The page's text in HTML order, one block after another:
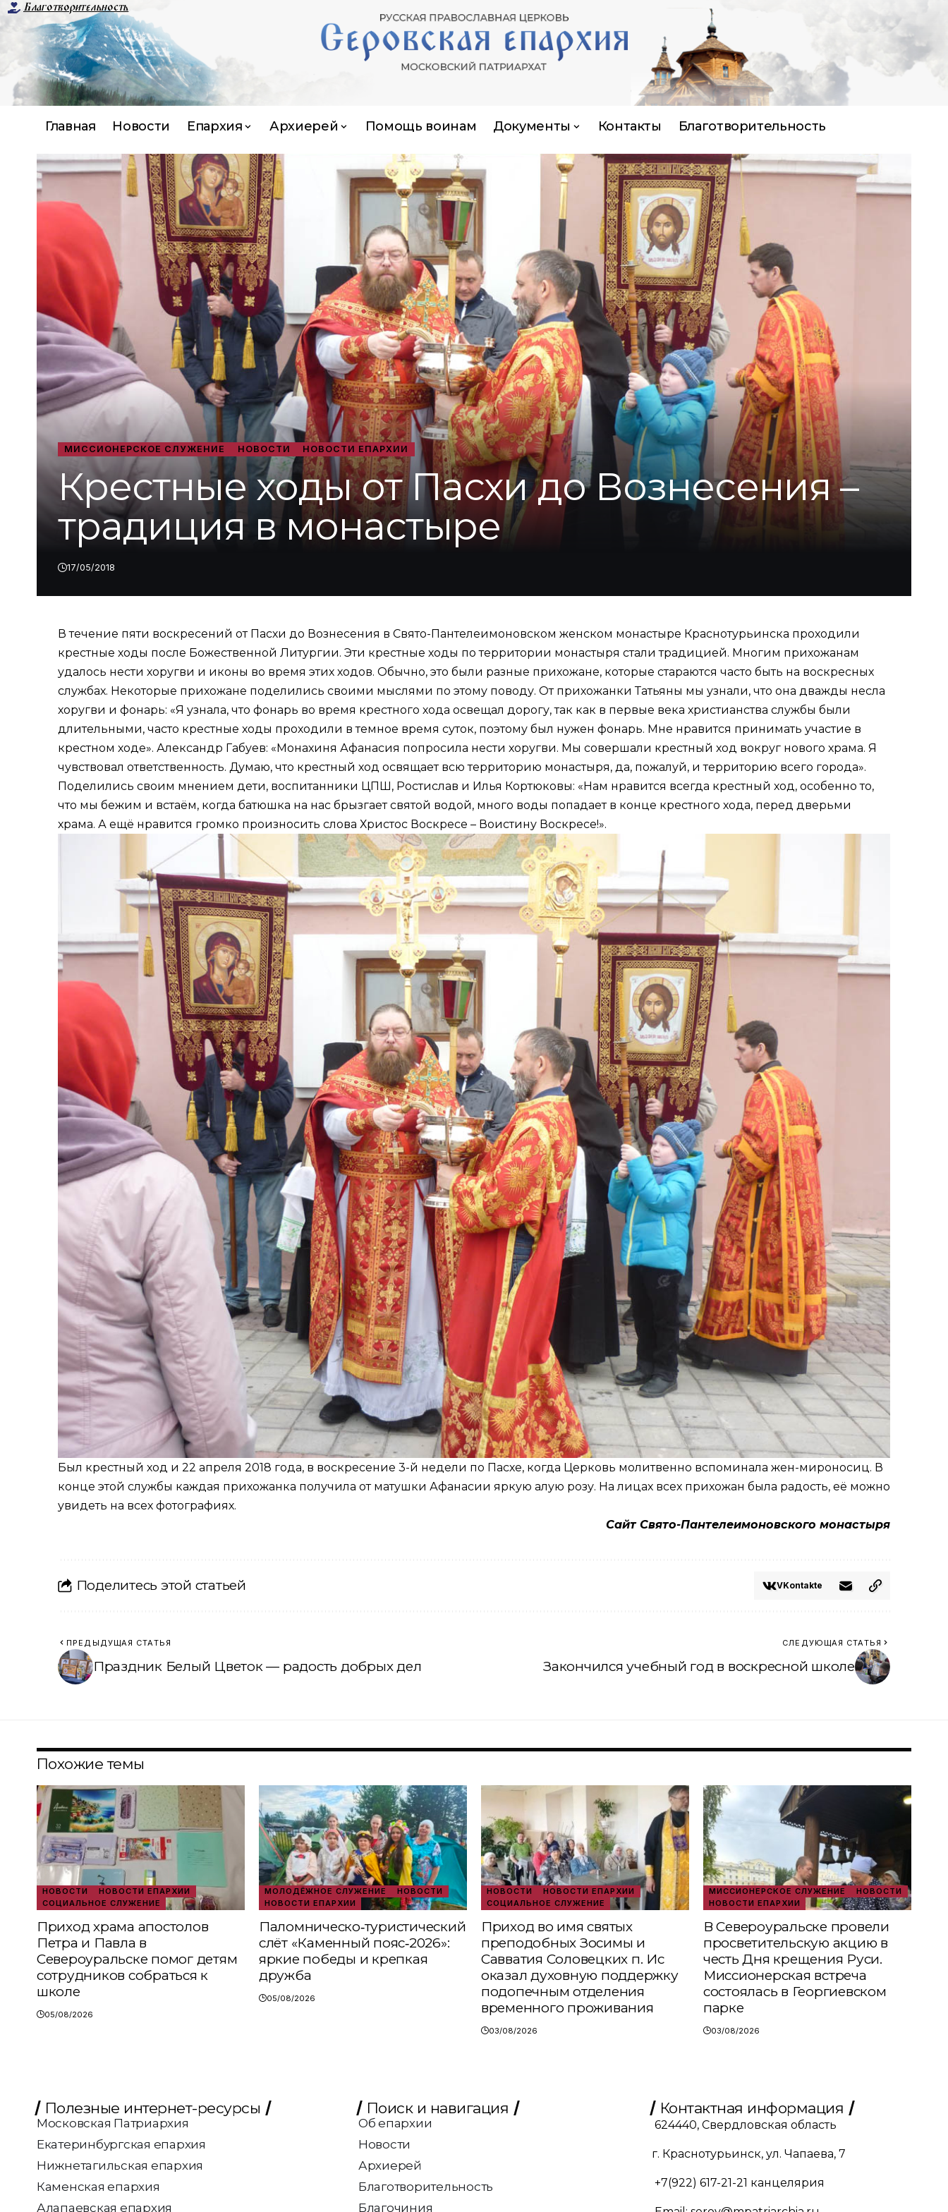
Благотворительность
Главная Новости Епархия Архиерей Помощь воинам Документы Контакты Благотворительность
МИССИОНЕРСКОЕ СЛУЖЕНИЕ НОВОСТИ НОВОСТИ ЕПАРХИИ
Крестные ходы от Пасхи до Вознесения –
традиция в монастыре
17/05/2018
В течение пяти воскресений от Пасхи до Вознесения в Свято-Пантелеимоновском женском монастыре Краснотурьинска проходили
крестные ходы после Божественной Литургии. Эти крестные ходы по территории монастыря стали традицией. Многим прихожанам
удалось нести хоругви и иконы во время этих ходов. Обычно, это были разные прихожане, которые стараются часто быть на воскресных
службах. Некоторые прихожане поделились своими мыслями по этому поводу. От прихожанки Татьяны мы узнали, что она дважды несла
хоругви и фонарь: «Я узнала, что фонарь во время крестного хода освещал дорогу, так как в первые века христианства службы были
длительными, часто крестные ходы проходили в темное время суток, поэтому был нужен фонарь. Мне нравится принимать участие в
крестном ходе». Александр Габуев: «Монахиня Афанасия попросила нести хоругви. Мы совершали крестный ход вокруг нового храма. Я
чувствовал ответственность. Думаю, что крестный ход освящает всю территорию монастыря, да, пожалуй, и территорию всего города».
Поделились своим мнением дети, воспитанники ЦПШ, Ростислав и Илья Кортюковы: «Нам нравится всегда крестный ход, особенно то,
что мы бежим и встаём, когда батюшка на нас брызгает святой водой, много воды попадает в конце крестного хода, перед дверьми
храма. А ещё нравится громко произносить слова Христос Воскресе – Воистину Воскресе!».
Был крестный ход и 22 апреля 2018 года, в воскресение 3-й недели по Пасхе, когда Церковь молитвенно вспоминала жен-мироносиц. В
конце этой службы каждая прихожанка получила от матушки Афанасии яркую алую розу. На лицах всех прихожан была радость, её можно
увидеть на всех фотографиях.
Сайт Свято-Пантелеимоновского монастыря
Поделитесь этой статьей VKontakte
ПРЕДЫДУЩАЯ СТАТЬЯ
Праздник Белый Цветок — радость добрых дел
СЛЕДУЮЩАЯ СТАТЬЯ
Закончился учебный год в воскресной школе
Похожие темы
НОВОСТИ
НОВОСТИ ЕПАРХИИ
СОЦИАЛЬНОЕ СЛУЖЕНИЕ
Приход храма апостолов
Петра и Павла в
Североуральске помог детям
сотрудников собраться к
школе
05/08/2026
МОЛОДЁЖНОЕ СЛУЖЕНИЕ
НОВОСТИ
НОВОСТИ ЕПАРХИИ
Паломническо‑туристический
слёт «Каменный пояс‑2026»:
яркие победы и крепкая
дружба
05/08/2026
НОВОСТИ
НОВОСТИ ЕПАРХИИ
СОЦИАЛЬНОЕ СЛУЖЕНИЕ
Приход во имя святых
преподобных Зосимы и
Савватия Соловецких п. Ис
оказал духовную поддержку
подопечным отделения
временного проживания
03/08/2026
МИССИОНЕРСКОЕ СЛУЖЕНИЕ
НОВОСТИ
НОВОСТИ ЕПАРХИИ
В Североуральске провели
просветительскую акцию в
честь Дня крещения Руси.
Миссионерская встреча
состоялась в Георгиевском
парке
03/08/2026
Полезные интернет-ресурсы
Московская Патриархия
Екатеринбургская епархия
Нижнетагильская епархия
Каменская епархия
Алапаевская епархия
Поиск и навигация
Об епархии
Новости
Архиерей
Благотворительность
Благочиния
Контактная информация
624440, Свердловская область
г. Краснотурьинск, ул. Чапаева, 7
+7(922) 617-21-21 канцелярия